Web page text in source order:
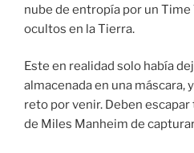
nube de entropía por un
ocultos en la Tierra.
Este en realidad solo había
almacenada en una máscara,
reto por venir. Deben
de Miles Manheim de